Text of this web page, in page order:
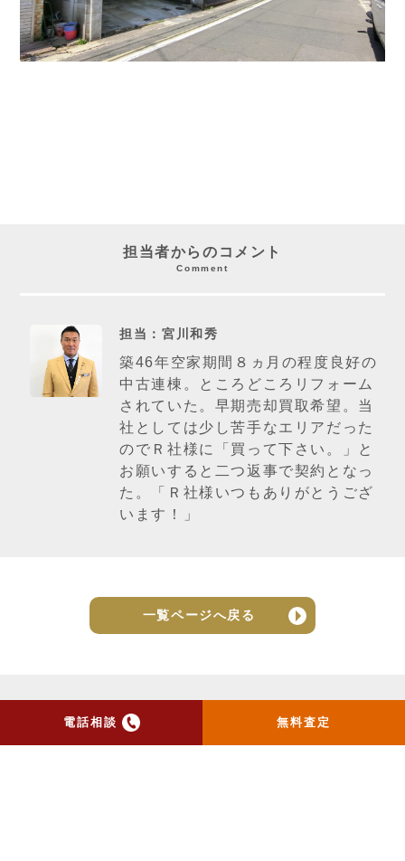
電話相談 無料査定
担当者からのコメント
Comment
担当：宮川和秀
築46年空家期間８ヵ月の程度良好の
中古連棟。ところどころリフォーム
されていた。早期売却買取希望。当
社としては少し苦手なエリアだった
のでＲ社様に「買って下さい。」と
お願いすると二つ返事で契約となっ
た。「Ｒ社様いつもありがとうござ
います！」
一覧ページへ戻る